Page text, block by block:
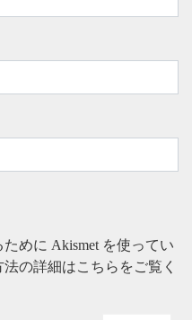
めに Akismet を使ってい
の詳細はこちらをご覧く